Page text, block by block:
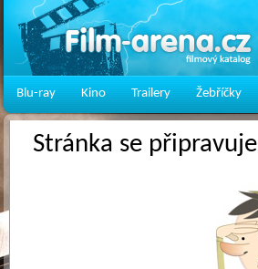
Blu-ray Kino Trailery Žebříčky
Stránka se připravuje